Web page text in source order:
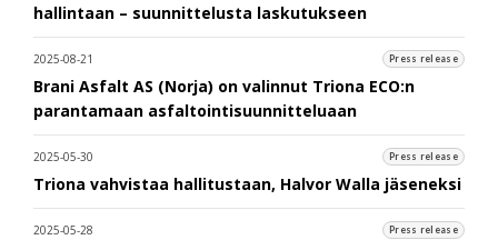
hallintaan – suunnittelusta laskutukseen
2025-08-21 Press release
Brani Asfalt AS (Norja) on valinnut Triona ECO:n
parantamaan asfaltointisuunnitteluaan
2025-05-30 Press release
Triona vahvistaa hallitustaan, Halvor Walla jäseneksi
2025-05-28 Press release